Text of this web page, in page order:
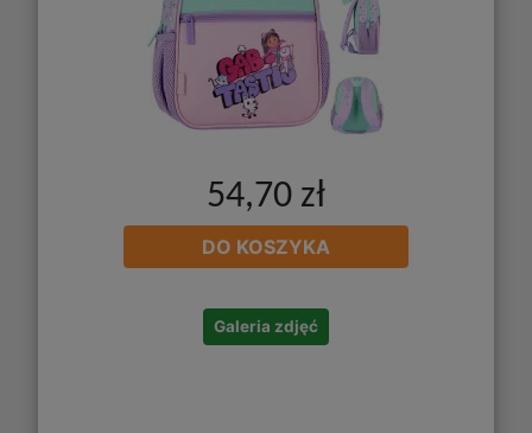
54,70 zł
DO KOSZYKA
Galeria zdjęć